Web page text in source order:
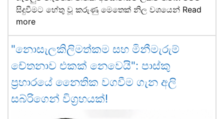
සිදුවීමට හේතු වූ කරුණු මෙතෙක් නිල වශයෙන් Read
more
"නොසැලකිලිමත්කම සහ මිනීමැරුම්
චේතනාව එකක් නෙවෙයි": පාස්කු
ප්‍රහාරයේ නෛතික වගවීම ගැන අලි
සබ්රිගෙන් විග්‍රහයක්!